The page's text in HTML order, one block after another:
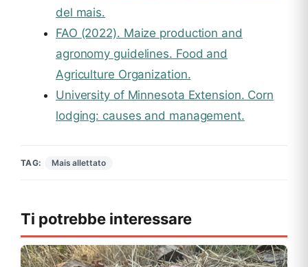
del mais.
FAO (2022). Maize production and
agronomy guidelines. Food and
Agriculture Organization.
University of Minnesota Extension. Corn
lodging: causes and management.
TAG: Mais allettato
Ti potrebbe interessare